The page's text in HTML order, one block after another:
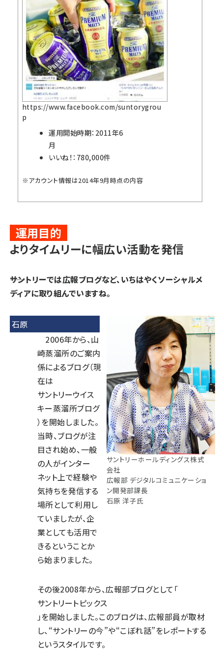
https://www.facebook.com/suntorygrou
p
運用開始時期：2011年6
月
いいね！：780,000件
※アカウント情報は2014年9月時点の内容
運用目的
よりタイムリーに幅広い活動を発信
――サントリーでは広報ブログなど、いちはやくソーシャルメ
ディアに取り組んでいますね。
サントリーホールディングス株式
会社
広報部 デジタルコミュニケーショ
ン開発部課長
石原 洋子氏
石原
2006年から、山
崎蒸溜所のご案内
係によるブログ（現
在は
サントリーウイス
キー蒸溜所ブログ
）を開始しました。
当時、ブログが注
目され始め、一般
の人がインター
ネット上で経験や
気持ちを発信する
場所として利用し
ていましたが、企
業としても活用で
きるということか
ら始まりました。
その後2008年から、広報部ブログとして「
サントリートピックス
」を開始しました。このブログは、広報部員が取材
し、“サントリーの今”や“こぼれ話”をレポートする
というスタイルです。